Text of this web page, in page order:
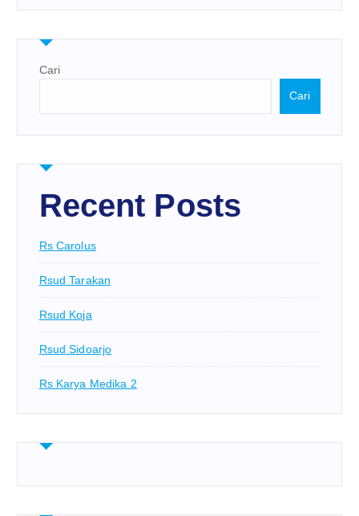
Cari
Cari
Recent Posts
Rs Carolus
Rsud Tarakan
Rsud Koja
Rsud Sidoarjo
Rs Karya Medika 2